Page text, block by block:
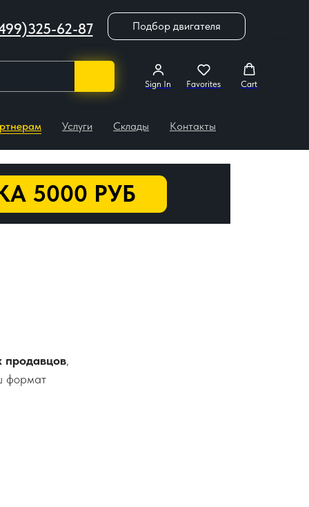
62-87 Подбор двигателя
Sign In Favorites Cart
Услуги Склады Контакты
5000 РУБ
продавцов
формат